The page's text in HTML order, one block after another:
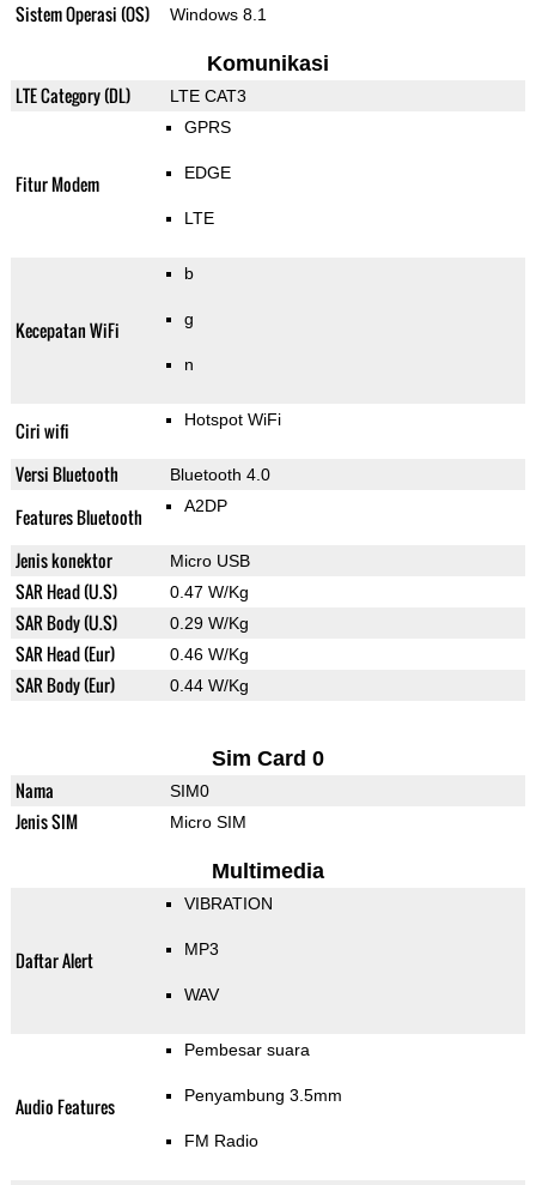
Sistem Operasi (OS) Windows 8.1
Komunikasi
LTE Category (DL) LTE CAT3
Fitur Modem
GPRS
EDGE
LTE
Kecepatan WiFi
b
g
n
Ciri wifi Hotspot WiFi
Versi Bluetooth Bluetooth 4.0
Features Bluetooth A2DP
Jenis konektor Micro USB
SAR Head (U.S) 0.47 W/Kg
SAR Body (U.S) 0.29 W/Kg
SAR Head (Eur) 0.46 W/Kg
SAR Body (Eur) 0.44 W/Kg
Sim Card 0
Nama SIM0
Jenis SIM Micro SIM
Multimedia
Daftar Alert
VIBRATION
MP3
WAV
Audio Features
Pembesar suara
Penyambung 3.5mm
FM Radio